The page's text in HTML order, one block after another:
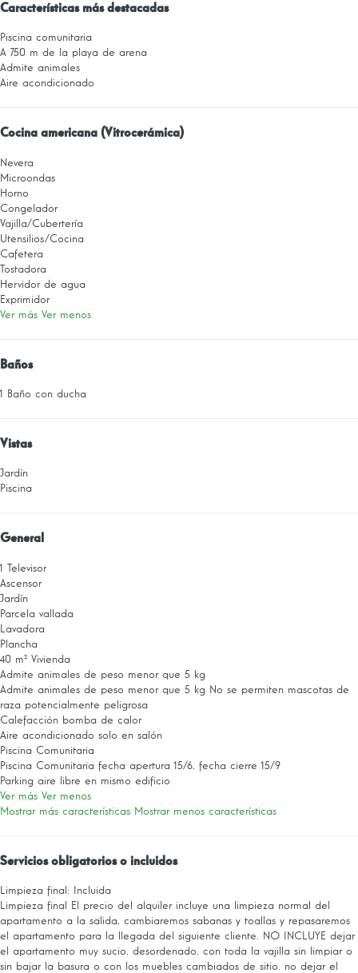
Características más destacadas
Piscina comunitaria
A 750 m de la playa de arena
Admite animales
Aire acondicionado
Cocina americana (Vitrocerámica)
Nevera
Microondas
Horno
Congelador
Vajilla/Cubertería
Utensilios/Cocina
Cafetera
Tostadora
Hervidor de agua
Exprimidor
Ver más Ver menos
Baños
1 Baño con ducha
Vistas
Jardín
Piscina
General
1 Televisor
Ascensor
Jardín
Parcela vallada
Lavadora
Plancha
40 m² Vivienda
Admite animales de peso menor que 5 kg
Admite animales de peso menor que 5 kg No se permiten mascotas de
raza potencialmente peligrosa
Calefacción bomba de calor
Aire acondicionado solo en salón
Piscina Comunitaria
Piscina Comunitaria fecha apertura 15/6, fecha cierre 15/9
Parking aire libre en mismo edificio
Ver más Ver menos
Mostrar más características Mostrar menos características
Servicios obligatorios o incluidos
Limpieza final: Incluida
Limpieza final
El precio del alquiler incluye una limpieza normal del
apartamento a la salida, cambiaremos sabanas y toallas y repasaremos
el apartamento para la llegada del siguiente cliente. NO INCLUYE dejar
el apartamento muy sucio, desordenado, con toda la vajilla sin limpiar o
sin bajar la basura o con los muebles cambiados de sitio. no dejar el